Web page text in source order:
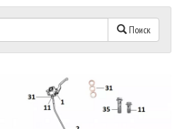
Поиск